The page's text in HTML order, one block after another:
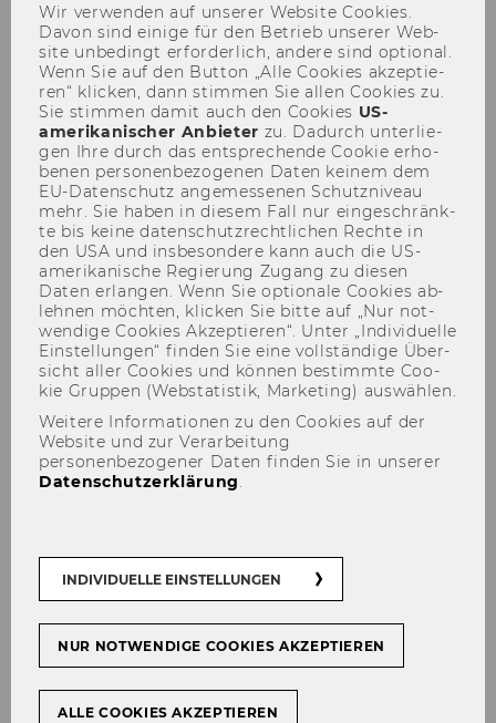
Team
Lehr­stuhl Prof. Per­ner
Kon­takt:lehr­stuhl.per­ner@wu.ac.at
Felix Artner-Herzberg
felix.artner-herzberg@wu.ac.at
Wir ver­wen­den auf un­se­rer Web­site Coo­kies.
Davon sind ei­ni­ge für den Be­trieb un­se­rer Web­
site un­be­dingt er­for­der­lich, an­de­re sind op­tio­nal.
Wenn Sie auf den But­ton „Alle Coo­kies ak­zep­tie­
ren“ kli­cken, dann stim­men Sie allen Coo­kies zu.
Sie stim­men damit auch den Coo­kies US-​
amerikanischer An­bie­ter zu. Da­durch un­ter­lie­
gen Ihre durch das ent­spre­chen­de Coo­kie er­ho­
be­nen per­so­nen­be­zo­ge­nen Daten kei­nem dem
EU-​Datenschutz an­ge­mes­se­nen Schutz­ni­veau
mehr. Sie haben in die­sem Fall nur ein­ge­schränk­
te bis keine da­ten­schutz­recht­li­chen Rech­te in
den USA und ins­be­son­de­re kann auch die US-​
amerikanische Re­gie­rung Zu­gang zu die­sen
Daten er­lan­gen. Wenn Sie op­tio­na­le Coo­kies ab­
leh­nen möch­ten, kli­cken Sie bitte auf „Nur not­
wen­di­ge Coo­kies Ak­zep­tie­ren“. Unter „In­di­vi­du­el­le
Ein­stel­lun­gen“ fin­den Sie eine voll­stän­di­ge Über­
sicht aller Coo­kies und kön­nen be­stimm­te Coo­
kie Grup­pen (Web­sta­tis­tik, Mar­ke­ting) aus­wäh­len.
Weitere Informationen zu den Cookies auf der
Website und zur Verarbeitung
personenbezogener Daten finden Sie in unserer
Datenschutzerklärung.
INDIVIDUELLE EINSTELLUNGEN
NUR NOTWENDIGE COOKIES AKZEPTIEREN
ALLE COOKIES AKZEPTIEREN